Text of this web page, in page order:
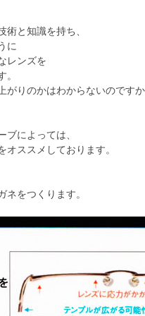
と知識を持ち、
に
レンズを
がりのかはわからないのです
ブによっては、
ススメしております。
ネをつくります。